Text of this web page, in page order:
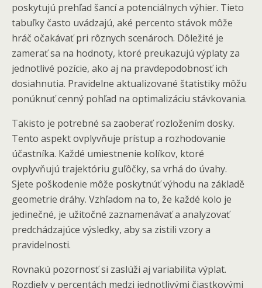
poskytujú prehľad šancí a potenciálnych výhier. Tieto
tabuľky často uvádzajú, aké percento stávok môže
hráč očakávať pri rôznych scenároch. Dôležité je
zamerať sa na hodnoty, ktoré preukazujú výplaty za
jednotlivé pozície, ako aj na pravdepodobnosť ich
dosiahnutia. Pravidelne aktualizované štatistiky môžu
ponúknuť cenný pohľad na optimalizáciu stávkovania.
Takisto je potrebné sa zaoberať rozložením dosky.
Tento aspekt ovplyvňuje prístup a rozhodovanie
účastníka. Každé umiestnenie kolíkov, ktoré
ovplyvňujú trajektóriu guľôčky, sa vrhá do úvahy.
Sjete poškodenie môže poskytnúť výhodu na základě
geometrie dráhy. Vzhľadom na to, že každé kolo je
jedinečné, je užitočné zaznamenávať a analyzovať
predchádzajúce výsledky, aby sa zistili vzory a
pravidelnosti.
Rovnakú pozornosť si zaslúži aj variabilita výplat.
Rozdiely v percentách medzi jednotlivými čiastkovými